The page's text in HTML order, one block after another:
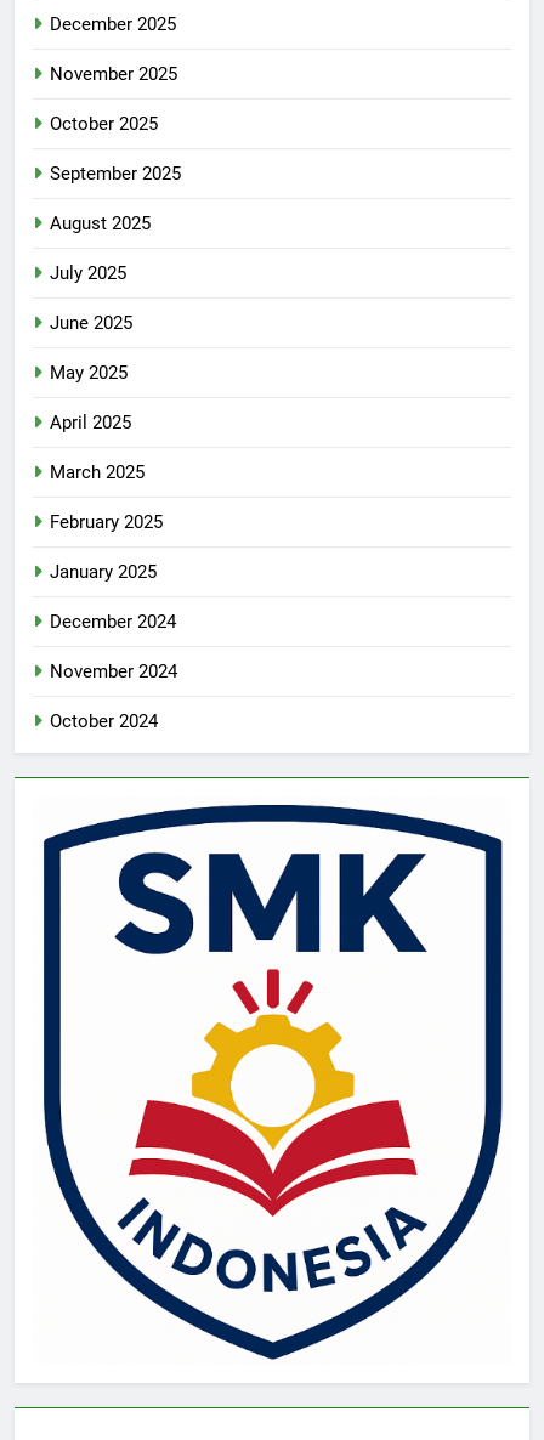
December 2025
November 2025
October 2025
September 2025
August 2025
July 2025
June 2025
May 2025
April 2025
March 2025
February 2025
January 2025
December 2024
November 2024
October 2024